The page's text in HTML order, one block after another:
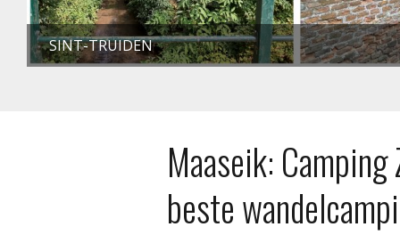
SINT-TRUIDEN
Maaseik:
beste